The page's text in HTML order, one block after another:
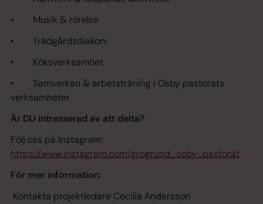
• Musik & rörelse
• Trädgårdsdiakoni
• Köksverksamhet
• Samverkan & arbetsträning i Osby pastorats
verksamheter
Är DU intresserad av att delta?
Följ oss på Instagram:
https://www.instagram.com/grogrund_osby_pastorat
För mer information:
Kontakta projektledare Cecilia Andersson